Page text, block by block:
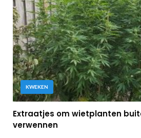
KWEKEN
Extraatjes om wietplanten
verwennen